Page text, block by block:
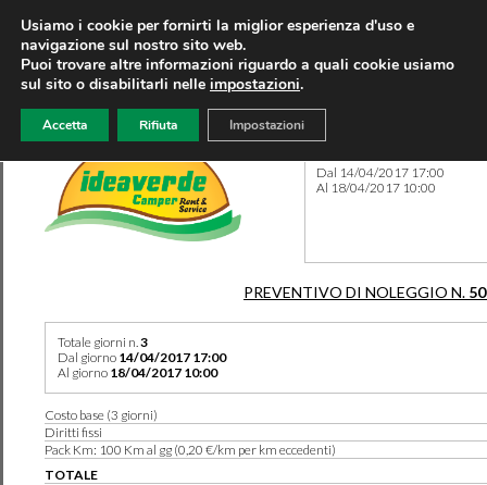
Dal 14/04/2017 17:00
Al 18/04/2017 10:00
PREVENTIVO DI NOLEGGIO N.
Totale giorni n.3
Dal giorno 14/04/2017 17:00
Al giorno 18/04/2017 10:00
Costo base (3 giorni)
Diritti fissi
Pack Km: 100 Km al gg (0,20 €/km per km eccedenti)
TOTALE
Usiamo i cookie per fornirti la miglior esperienza d'uso e
navigazione sul nostro sito web.
Puoi trovare altre informazioni riguardo a quali cookie usiamo
sul sito o disabilitarli nelle impostazioni.
Accetta Rifiuta Impostazioni